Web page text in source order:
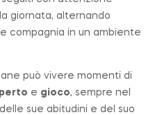
giornata, alternando
compagnia in un ambiente
può vivere momenti di
e gioco, sempre nel
sue abitudini e del suo